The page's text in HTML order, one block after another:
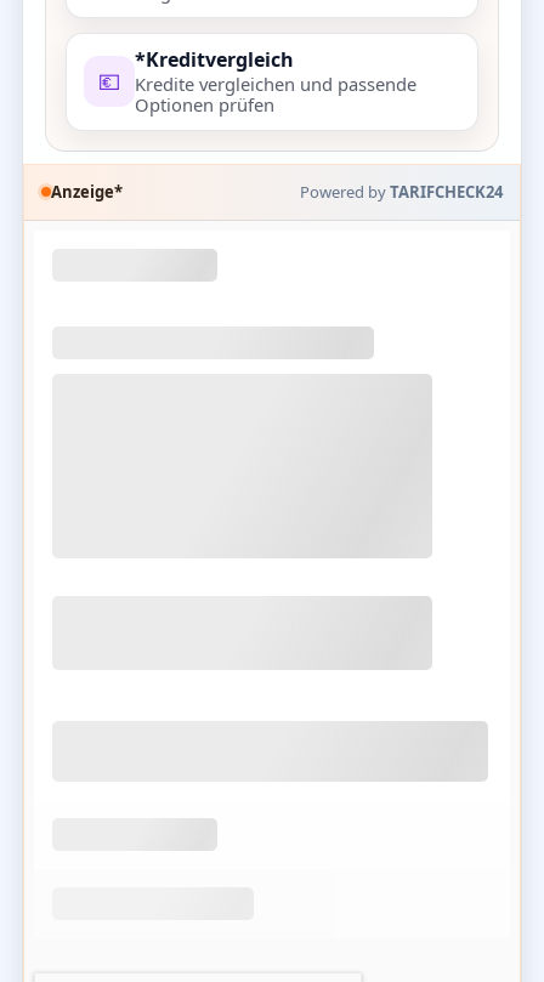
💶
*Kreditvergleich
Kredite vergleichen und passende
Optionen prüfen
Anzeige* Powered byTARIFCHECK24